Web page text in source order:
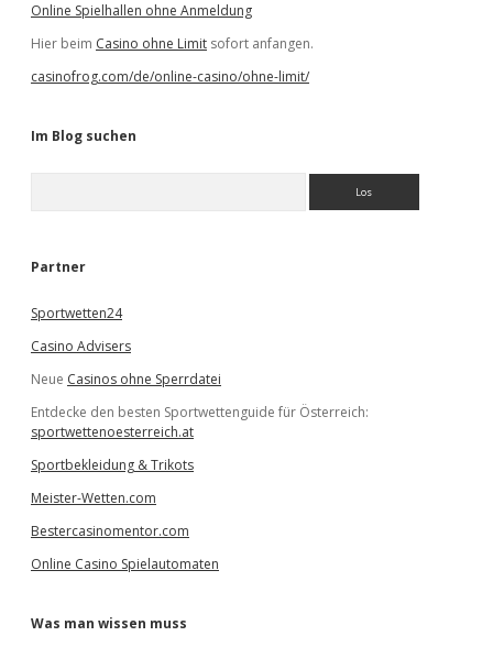
Online Spielhallen ohne Anmeldung
Hier beim Casino ohne Limit sofort anfangen.
casinofrog.com/de/online-casino/ohne-limit/
Im Blog suchen
e
Partner
Sportwetten24
Casino Advisers
Neue Casinos ohne Sperrdatei
Entdecke den besten Sportwettenguide für Österreich:
sportwettenoesterreich.at
Sportbekleidung & Trikots
Meister-Wetten.com
Bestercasinomentor.com
Online Casino Spielautomaten
Was man wissen muss